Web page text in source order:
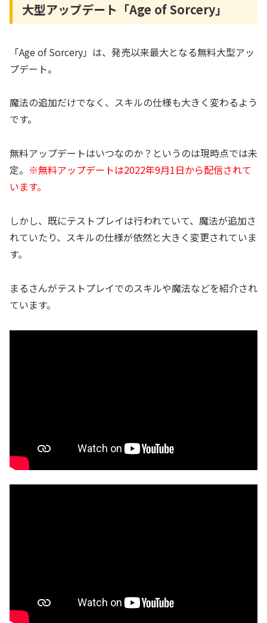
大型アップデート「Age of Sorcery」
「Age of Sorcery」は、発売以来最大となる無料大型アッ
プデート。
魔法の追加だけでなく、スキルの仕様も大きく変わるよう
です。
無料アップデートはいつなのか？というのは現時点では未
定。 ※無料アップデートは2022年9月1日から配信されて
います。
しかし、既にテストプレイは行われていて、魔法が追加さ
れていたり、スキルの仕様が依然と大きく変更されていま
す。
まるさんがテストプレイでのスキルや魔法などを紹介され
ています。